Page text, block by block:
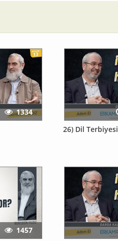
1334
26) Dil Terbiyesi
1457